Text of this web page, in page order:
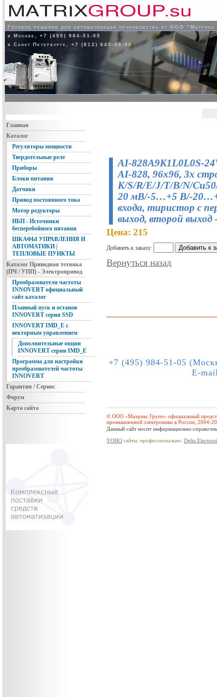
Готовое решение для автоматизации производства от ООО "Матрикс
в Москве, +7 (495) 984-51-05
в Санкт Петербурге, +7 (812) 640-46-90
Главная
Каталог
Регуляторы мощности
Твердотельные реле
Приборы
Блоки питания
Датчики
Привод постоянного тока
Мотор редукторы
ИБП - Источники
бесперебойного питания
ШКАФЫ УПРАВЛЕНИЯ И
АВТОМАТИКИ |
ТЕПЛОВЫЕ ПУНКТЫ
Каталог Приводная техника
(ПЧ / УПП) - Электропривод
Преобразователи частоты
INNOVERT официальный
сайт каталог
Плавный пуск и останов
INNOVERT серия SSD
INNOVERT IMD_E с
векторным управлением
Дополнительные опции
INNOVERT серии IMD_E
Программа для настройки
преобразователей частоты
INNOVERT
Гарантия / Сервис
Форум
Карта сайта
AI-828A9K1L0L0S-
AI-828, 96x96, 3х
K/S/R/E/J/T/B/N/
20 мВ/-5…+5 В/-
входа, тиристор с
выход, второй выход
Цена: 215
Добавить к заказу:
Вернуться назад
+7 (495) 984-51-05
E-
© ООО «Матрикс Групп» официальный
промышленной электроники в России, 2004-
Данный сайт носит информационно-
YOHO сайты. профессионально. Delta